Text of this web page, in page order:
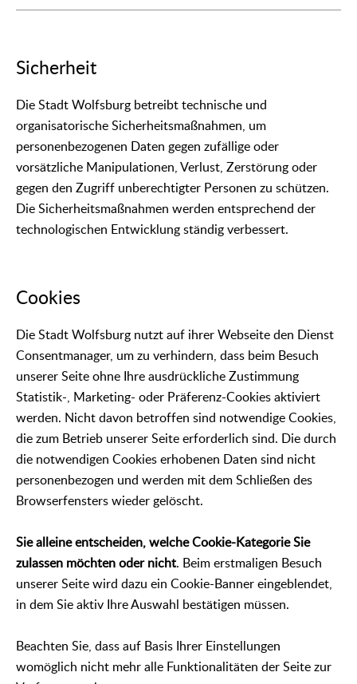
Sicherheit
Die Stadt Wolfsburg betreibt technische und
organisatorische Sicherheitsmaßnahmen, um
personenbezogenen Daten gegen zufällige oder
vorsätzliche Manipulationen, Verlust, Zerstörung oder
gegen den Zugriff unberechtigter Personen zu schützen.
Die Sicherheitsmaßnahmen werden entsprechend der
technologischen Entwicklung ständig verbessert.
Cookies
Die Stadt Wolfsburg nutzt auf ihrer Webseite den Dienst
Consentmanager, um zu verhindern, dass beim Besuch
unserer Seite ohne Ihre ausdrückliche Zustimmung
Statistik-, Marketing- oder Präferenz-Cookies aktiviert
werden. Nicht davon betroffen sind notwendige Cookies,
die zum Betrieb unserer Seite erforderlich sind. Die durch
die notwendigen Cookies erhobenen Daten sind nicht
personenbezogen und werden mit dem Schließen des
Browserfensters wieder gelöscht.
Sie alleine entscheiden, welche Cookie-Kategorie Sie
zulassen möchten oder nicht. Beim erstmaligen Besuch
unserer Seite wird dazu ein Cookie-Banner eingeblendet,
in dem Sie aktiv Ihre Auswahl bestätigen müssen.
Beachten Sie, dass auf Basis Ihrer Einstellungen
womöglich nicht mehr alle Funktionalitäten der Seite zur